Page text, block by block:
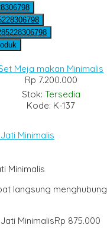
Meja makan Minimalis
Rp 7.200.000
Stok: Tersedia
Kode: K-137
Minimalis
langsung
Rp 875.000